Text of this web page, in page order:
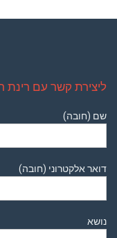
ליצירת קשר עם רינת רחמינוב
שם (חובה)
דואר אלקטרוני (חובה)
נושא